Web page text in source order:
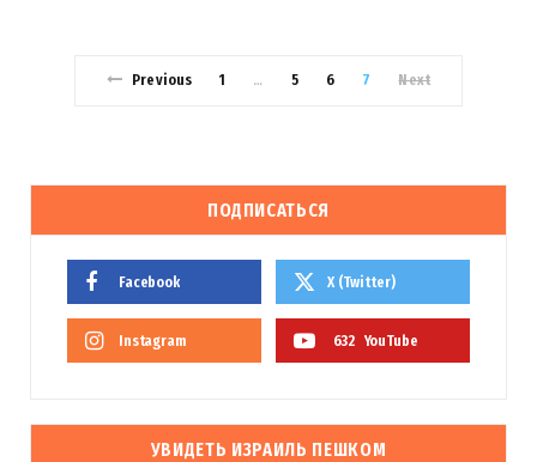
Previous 1 … 5 6 7 Next
ПОДПИСАТЬСЯ
Facebook X (Twitter)
Instagram 632 YouTube
УВИДЕТЬ ИЗРАИЛЬ ПЕШКОМ